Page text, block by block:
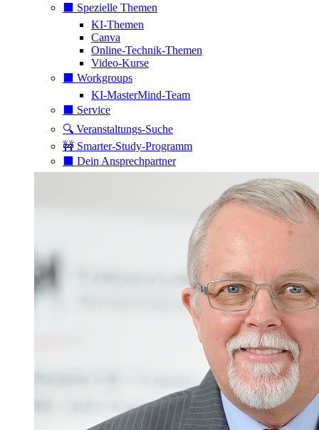
⬛️ Spezielle Themen
KI-Themen
Canva
Online-Technik-Themen
Video-Kurse
⬛️ Workgroups
KI-MasterMind-Team
⬛️ Service
🔍 Veranstaltungs-Suche
🚧 Smarter-Study-Programm
⬛️ Dein Ansprechpartner